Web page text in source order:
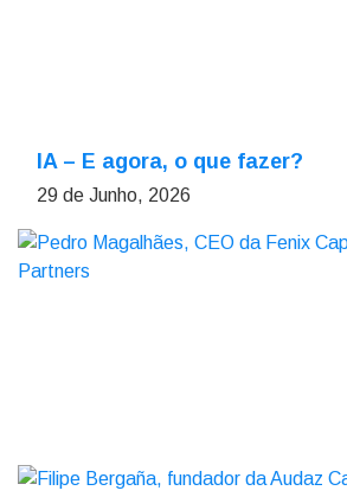
IA – E agora, o que fazer?
29 de Junho, 2026